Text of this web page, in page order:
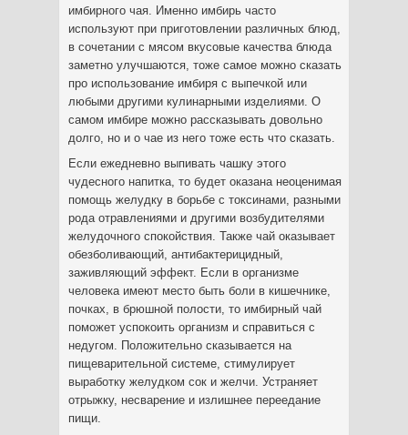
имбирного чая. Именно имбирь часто
используют при приготовлении различных блюд,
в сочетании с мясом вкусовые качества блюда
заметно улучшаются, тоже самое можно сказать
про использование имбиря с выпечкой или
любыми другими кулинарными изделиями. О
самом имбире можно рассказывать довольно
долго, но и о чае из него тоже есть что сказать.
Если ежедневно выпивать чашку этого
чудесного напитка, то будет оказана неоценимая
помощь желудку в борьбе с токсинами, разными
рода отравлениями и другими возбудителями
желудочного спокойствия. Также чай оказывает
обезболивающий, антибактерицидный,
заживляющий эффект. Если в организме
человека имеют место быть боли в кишечнике,
почках, в брюшной полости, то имбирный чай
поможет успокоить организм и справиться с
недугом. Положительно сказывается на
пищеварительной системе, стимулирует
выработку желудком сок и желчи. Устраняет
отрыжку, несварение и излишнее переедание
пищи.